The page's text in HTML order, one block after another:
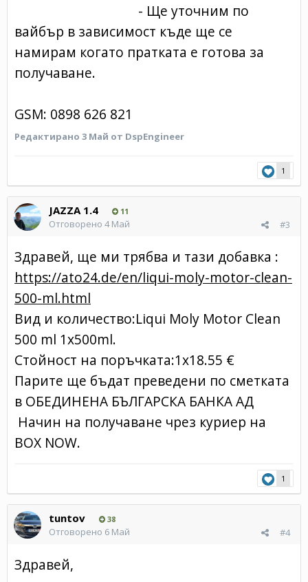
- Ще уточним по
вайбър в зависимост къде ще се
намирам когато пратката е готова за
получаване.
GSM: 0898 626 821
Редактирано 3 Май от DspEngineer
1
JAZZA 1.4 11
#3
Отговорено 4 Май
Здравей, ще ми трябва и тази добавка :
https://ato24.de/en/liqui-moly-motor-clean-
500-ml.html
Вид и количество:Liqui Moly Motor Clean
500 ml 1х500ml.
Стойност на поръчката:1х18.55 €
Парите ще бъдат преведени по сметката
в ОБЕДИНЕНА БЪЛГАРСКА БАНКА АД
Начин на получаване чрез куриер на
BOX NOW.
1
tuntov 38
#4
Отговорено 6 Май
Здравей,